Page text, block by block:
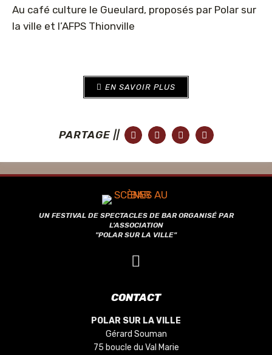
Au café culture le Gueulard, proposés par Polar sur
la ville et l’AFPS Thionville
EN SAVOIR PLUS
PARTAGE ||
UN FESTIVAL DE SPECTACLES DE BAR ORGANISÉ PAR
L'ASSOCIATION
"POLAR SUR LA VILLE"
CONTACT
POLAR SUR LA VILLE
Gérard Souman
75 boucle du Val Marie